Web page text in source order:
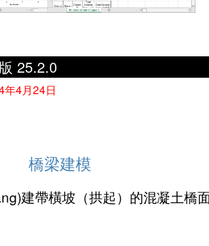
25.2.0
4月24日
橋梁建模
建帶橫坡（拱起）的混凝土橋